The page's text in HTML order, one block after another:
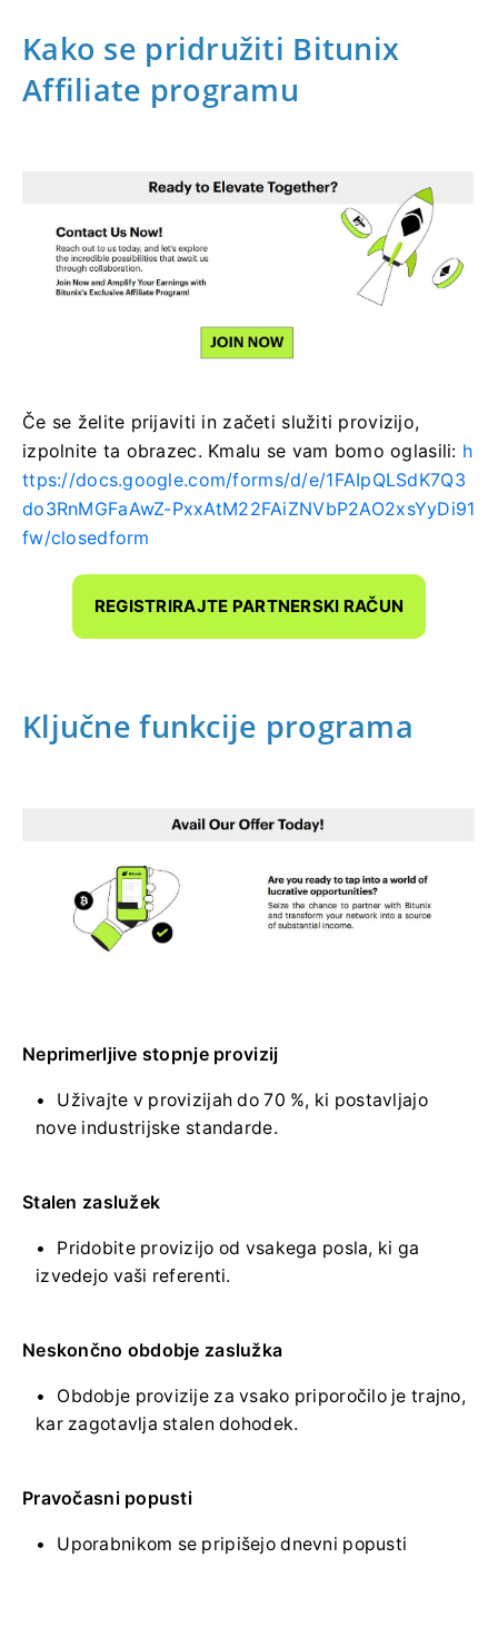
Kako se pridružiti Bitunix
Affiliate programu
Če se želite prijaviti in začeti služiti provizijo,
izpolnite ta obrazec. Kmalu se vam bomo oglasili: h
ttps://docs.google.com/forms/d/e/1FAIpQLSdK7Q3
do3RnMGFaAwZ-PxxAtM22FAiZNVbP2AO2xsYyDi91
fw/closedform
REGISTRIRAJTE PARTNERSKI RAČUN
Ključne funkcije programa
Neprimerljive stopnje provizij
Uživajte v provizijah do 70 %, ki postavljajo
nove industrijske standarde.
Stalen zaslužek
Pridobite provizijo od vsakega posla, ki ga
izvedejo vaši referenti.
Neskončno obdobje zaslužka
Obdobje provizije za vsako priporočilo je trajno,
kar zagotavlja stalen dohodek.
Pravočasni popusti
Uporabnikom se pripišejo dnevni popusti